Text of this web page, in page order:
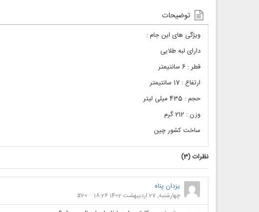
توضیحات
ویژگی های این جام :
دارای لبه طلایی
قطر : 6 سانتیمتر
ارتفاع : 17 سانتیمتر
حجم : 435 میلی لیتر
وزن : 212 گرم
ساخت کشور چین
نظرات (3
)
یزدان پناه
چهارشنبه, 27 ارديبهشت 1402 18:26 #20